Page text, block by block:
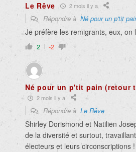
Le Rêve 2 mois il y a
Répondre à Né pour un p'tit
Je préfère les remigrants, eux, on
2 -2
Né pour un p'tit pain (retour
2 mois il y a
Répondre à Le Rêve
Shirley Dorismond et Natilien
de la diversité et surtout,
électeurs et leurs circonscriptions !